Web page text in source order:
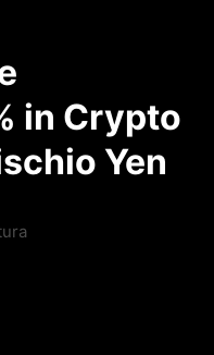
in Crypto
Yen